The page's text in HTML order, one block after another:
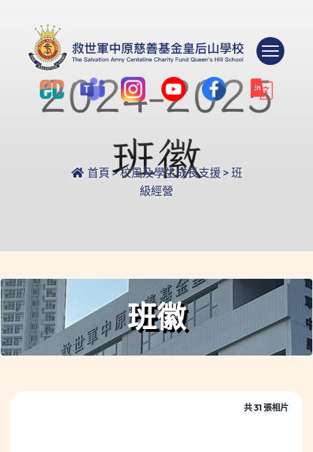
首頁 >校風及學生成長支援 > 班
級經營
班徽
共 31 張相片